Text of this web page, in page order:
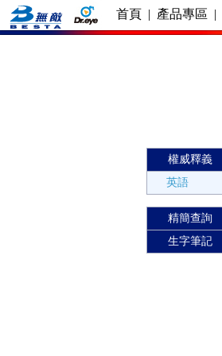
首頁 | 產品專區 |
權威釋義
英語
精簡查詢
生字筆記